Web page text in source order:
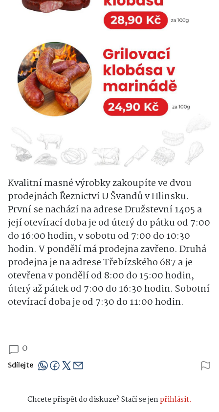
Kvalitní masné výrobky zakoupíte ve dvou
prodejnách Řeznictví U Švandů v Hlinsku.
První se nachází na adrese Družstevní 1405 a
její otevírací doba je od úterý do pátku od 7:00
do 16:00 hodin, v sobotu od 7:00 do 10:30
hodin. V pondělí má prodejna zavřeno. Druhá
prodejna je na adrese Třebízského 687 a je
otevřena v pondělí od 8:00 do 15:00 hodin,
úterý až pátek od 7:00 do 16:30 hodin. Sobotní
otevírací doba je od 7:30 do 11:00 hodin.
0
Sdílejte
Chcete přispět do diskuze? Stačí se jenpřihlásit.